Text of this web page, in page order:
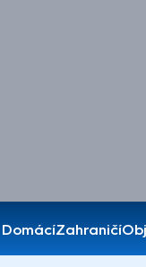
DomácíZahraničí
Pořady